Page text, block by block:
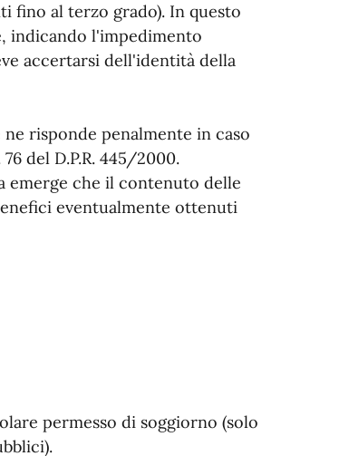
fino al terzo grado). In questo
indicando l'impedimento
accertarsi dell'identità della
risponde penalmente in caso
del D.P.R. 445/2000.
emerge che il contenuto delle
eventualmente ottenuti
permesso di soggiorno (solo